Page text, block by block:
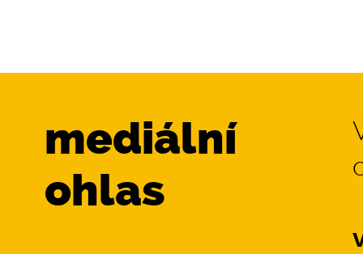
mediální
ohlas